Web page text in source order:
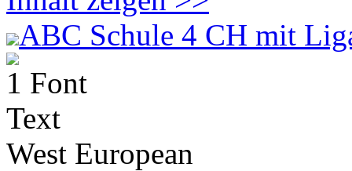
ABC Schule 4 CH mit
1 Font
Text
West European